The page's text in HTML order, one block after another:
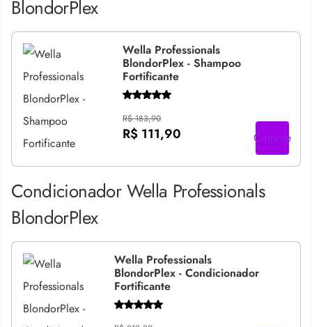
BlondorPlex
Wella Professionals
BlondorPlex - Shampoo
Fortificante
R$ 183,90
R$ 111,90 Compre
Condicionador Wella Professionals
BlondorPlex
Wella Professionals
BlondorPlex - Condicionador
Fortificante